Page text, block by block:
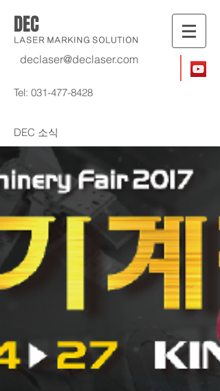
DEC
LASER MARKING SOLUTION
Tel: 031-477-8428
declaser@declaser.com
​DEC 소식